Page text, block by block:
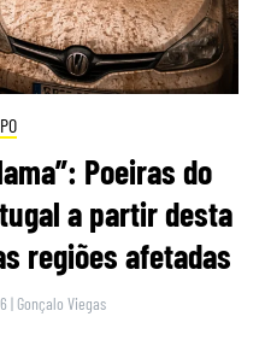
Poeiras do
a partir desta
regiões afetadas
| Gonçalo Viegas